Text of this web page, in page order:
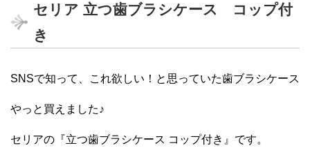
セリア 立つ歯ブラシケース コップ付
き
SNSで知って、これ欲しい！と思っていた歯ブラシケース
やっと買えました♪
セリアの『立つ歯ブラシケース コップ付き』です。